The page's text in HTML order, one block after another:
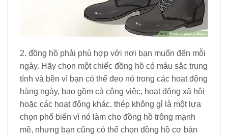
2. đồng hồ phải phù hợp với nơi bạn muốn đến mỗi
ngày. Hãy chọn một chiếc đồng hồ có màu sắc trung
tính và bền vì bạn có thể đeo nó trong các hoạt động
hàng ngày, bao gồm cả công việc, hoạt động xã hội
hoặc các hoạt động khác. thép không gỉ là một lựa
chọn phổ biến vì nó làm cho đồng hồ trông mạnh
mẽ, nhưng bạn cũng có thể chọn đồng hồ cơ bản